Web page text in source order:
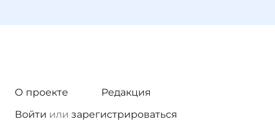
О проекте
Редакция
Войти или зарегистрироваться